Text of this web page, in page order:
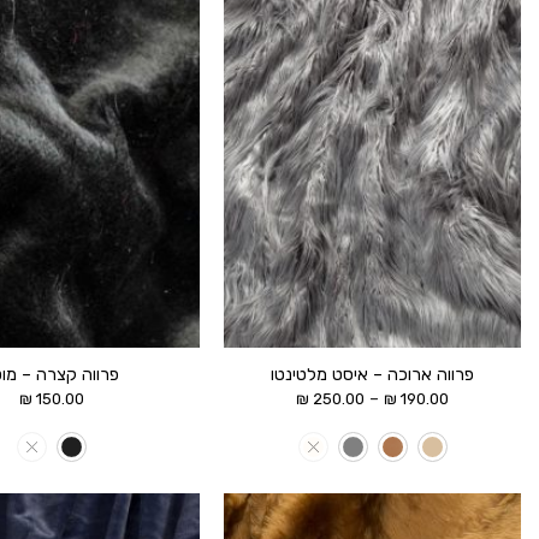
הוסף ל
WISHLIST
פרווה ארוכה – איסט מלטינטו
190.00
₪
–
250.00
₪טווח
פרווה קצרה –
150.00
₪